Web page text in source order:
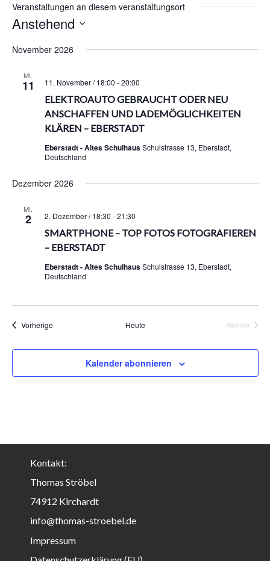
Veranstaltungen an diesem veranstaltungsort
Anstehend
a
.
November 2026
MI.
11
ELEKTROAUTO GEBRAUCHT ODER NEU
ANSCHAFFEN UND LADEMÖGLICHKEITEN
KLÄREN – EBERSTADT
11. November / 18:00 -20:00
Eberstadt - Altes SchulhausSchulstrasse 13, Eberstadt,
Deutschland
Dezember 2026
MI.
2
SMARTPHONE – TOP FOTOS FOTOGRAFIEREN
– EBERSTADT
2. Dezember / 18:30 -21:30
Eberstadt - Altes SchulhausSchulstrasse 13, Eberstadt,
Deutschland
VorherigeVeranstaltungen Heute
Nächste
Kalender abonnieren
Kontakt:
Thomas Ströbel
74912 Kirchardt
info@thomas-stroebel.de
Impressum